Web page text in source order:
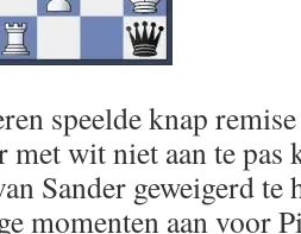
speelde knap
wit niet aan te pas
Sander geweigerd te
momenten aan voor